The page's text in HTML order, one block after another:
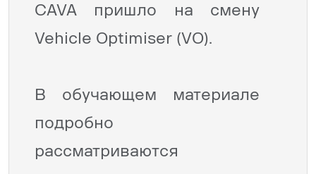
CAVA пришло на смену
Vehicle Optimiser (VO).
В обучающем материале
подробно
рассматриваются